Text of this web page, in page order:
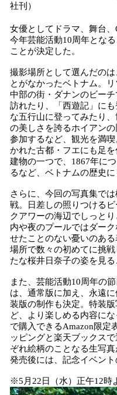
社刊）
女優としてドラマ、舞台
今年芸能活動10周年とな
ことが決定した。
撮影場所として選んだの
とがなかったベトナム。
中部の街・ダナンのビー
訪れたり、「西遊記」に
な五行山に登ってみたり
の美しさを誇るホイアン
参加するなど、観光を満
かれた古都・フエにも足
建物の一つで、1867年に
るなど、ベトナムの歴史に
さらに、今回の写真集で
戦。日差しの照りつける
クアワーの海辺でしっと
内や夜のプールではダー
せたことのない憂いのあ
場所で数々の初めてに挑
たな桜井日奈子の姿を見る
また、芸能活動10周年の
は、通常版に加え、永遠
装版の制作も決定。特装
ど、より楽しめる内容に
で購入できるAmazon限定
ッピングと楽天ブックス
ぞれ絵柄のことなる生写
発売後には、記念イベント
※5月22日（水）正午12時